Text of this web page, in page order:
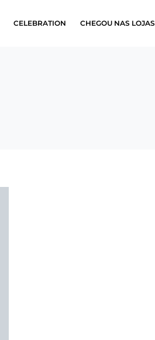
CELEBRATION CHEGOU NAS LOJAS